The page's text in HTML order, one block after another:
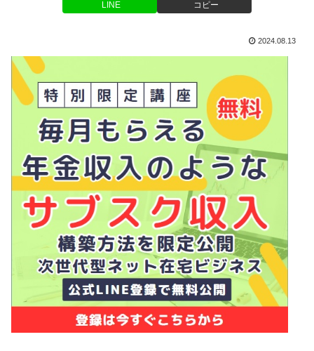
LINE コピー
2024.08.13